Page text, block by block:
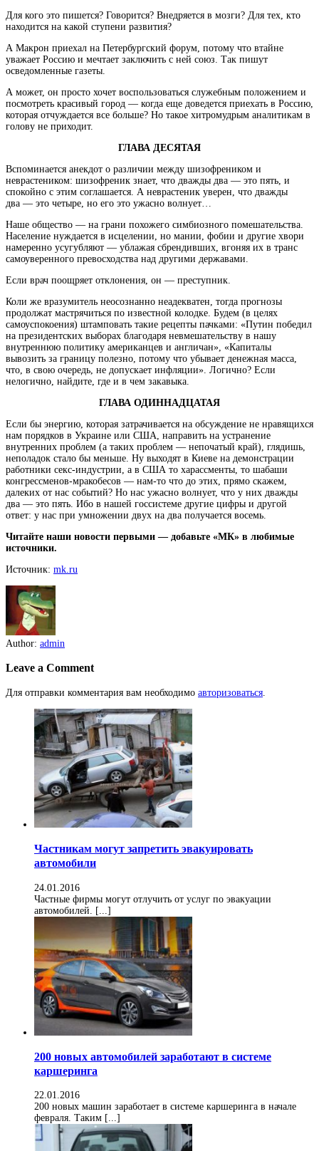
Для кого это пишется? Говорится? Внедряется в мозги? Для тех, кто
находится на какой ступени развития?
А Макрон приехал на Петербургский форум, потому что втайне
уважает Россию и мечтает заключить с ней союз. Так пишут
осведомленные газеты.
А может, он просто хочет воспользоваться служебным положением и
посмотреть красивый город — когда еще доведется приехать в Россию,
которая отчуждается все больше? Но такое хитромудрым аналитикам в
голову не приходит.
ГЛАВА ДЕСЯТАЯ
Вспоминается анекдот о различии между шизофреником и
неврастеником: шизофреник знает, что дважды два — это пять, и
спокойно с этим соглашается. А неврастеник уверен, что дважды
два — это четыре, но его это ужасно волнует…
Наше общество — на грани похожего симбиозного помешательства.
Население нуждается в исцелении, но мании, фобии и другие хвори
намеренно усугубляют — ублажая сбрендивших, вгоняя их в транс
самоуверенного превосходства над другими державами.
Если врач поощряет отклонения, он — преступник.
Коли же вразумитель неосознанно неадекватен, тогда прогнозы
продолжат мастрячиться по известной колодке. Будем (в целях
самоуспокоения) штамповать такие рецепты пачками: «Путин победил
на президентских выборах благодаря невмешательству в нашу
внутреннюю политику американцев и англичан», «Капиталы
вывозить за границу полезно, потому что убывает денежная масса,
что, в свою очередь, не допускает инфляции». Логично? Если
нелогично, найдите, где и в чем закавыка.
ГЛАВА ОДИННАДЦАТАЯ
Если бы энергию, которая затрачивается на обсуждение не нравящихся
нам порядков в Украине или США, направить на устранение
внутренних проблем (а таких проблем — непочатый край), глядишь,
неполадок стало бы меньше. Ну выходят в Киеве на демонстрации
работники секс-индустрии, а в США то харассменты, то шабаши
конгрессменов-мракобесов — нам-то что до этих, прямо скажем,
далеких от нас событий? Но нас ужасно волнует, что у них дважды
два — это пять. Ибо в нашей госсистеме другие цифры и другой
ответ: у нас при умножении двух на два получается восемь.
Читайте наши новости первыми — добавьте «МК» в любимые
источники.
Источник: mk.ru
Author: admin
Leave a Comment
Для отправки комментария вам необходимо авторизоваться
Частникам могут запретить эвакуировать
автомобили
24.01.2016
Частные фирмы могут отлучить от услуг по эвакуации
автомобилей. [...]
200 новых автомобилей заработают в системе
каршеринга
22.01.2016
200 новых машин заработает в системе каршеринга в начале
февраля. Таким [...]